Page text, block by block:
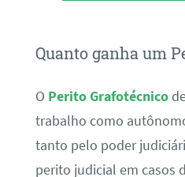
Quanto ganha um
O Perito Grafotécnico
trabalho como
tanto pelo poder
perito judicial em casos